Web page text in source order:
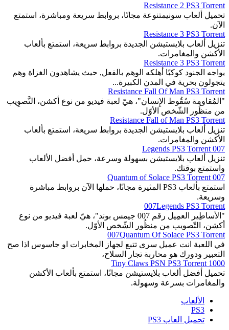
Resistance 2 PS3 Torrent
تحميل ألعاب سونيمتنوعة مجانًا، بروابط سريعة ومباشرة، استمتع
الآن.
Resistance 3 PS3 Torrent
تنزيل ألعاب بلايستيشن الجديدة بروابط سريعة، استمتع بألعاب
الأكشن والمغامرات.
Resistance 3 PS3 Torrent
يواجه الجنود كوكبًا أهلكه الوهم بالفعل, حيث يشاهدون الغزاة وهم
يتجولون بحرية في المدن الكبيرة...
Resistance Fall Of Man PS3 Torrent
"المُقاومة سُقُوط الإِنسان"، هيّ لعبة فيديو من نوع أكشن، التَّصوِيب
من منظُور الشّخص الأوّل.
Resistance Fall of Man PS3 Torrent
تنزيل ألعاب بلايستيشن الجديدة بروابط سريعة، استمتع بألعاب
الأكشن والمغامرات.
007 Legends PS3 Torrent
تنزيل ألعاب بلايستيشن بسهولة وسرعة، حمل أفضل الألعاب
واستمتع بوقتك.
007 Quantum of Solace PS3 Torrent
استمتع بألعاب PS3 المثيرة مجانًا، حملها الآن بروابط مباشرة
وسريعة.
007Legends PS3 Torrent
"الأساطِير العمِيل رقم 007 جيمس بوند"، هيّ لعبة فيديو من نوع
أكشن، التّصويب من منظُور الشّخص الأوّل.
007Quantum Of Solace PS3 Torrent
في اللعبة انت عميل سرى تتبع لجهاز المخابرات او جاسوس اذا صح
التعبير ودورك هو محاربة تجار السلاح،
1000 Tiny Claws PSN PS3 Torrent
تحميل أفضل ألعاب بلايستيشن مجانًا، استمتع بألعاب الأكشن
والمغامرات بسرعة وسهولة.
الألعاب
PS3
تحميل العاب PS3